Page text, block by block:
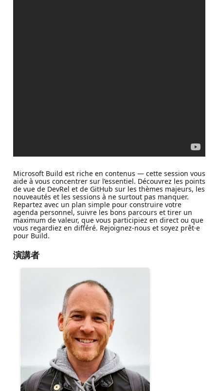
Microsoft Build est riche en contenus — cette session vous
aide à vous concentrer sur l’essentiel. Découvrez les points
de vue de DevRel et de GitHub sur les thèmes majeurs, les
nouveautés et les sessions à ne surtout pas manquer.
Repartez avec un plan simple pour construire votre
agenda personnel, suivre les bons parcours et tirer un
maximum de valeur, que vous participiez en direct ou que
vous regardiez en différé. Rejoignez-nous et soyez prêt·e
pour Build.
演講者